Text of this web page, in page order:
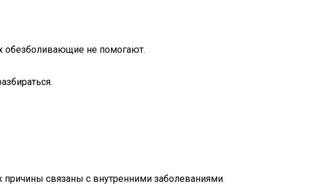
обезболивающие не помогают.
связаны с внутренними заболеваниями.